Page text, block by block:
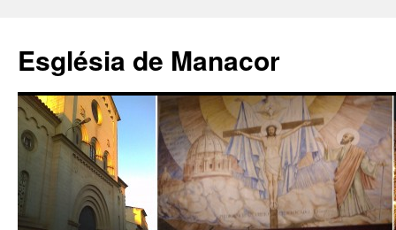
contenido
Església de Manacor